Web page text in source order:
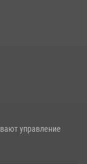
управление